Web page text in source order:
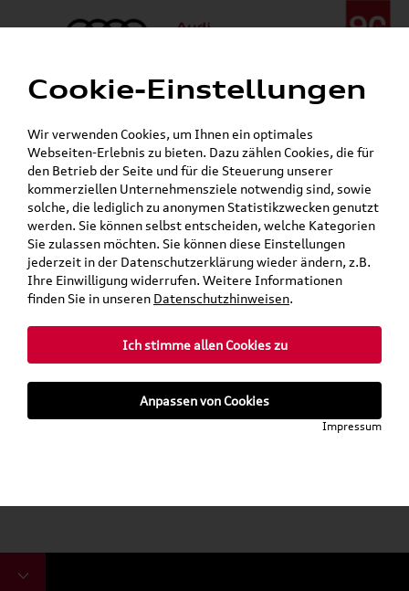
Menü
24h-Pannenhilfe:+49 (0)171 / 870 72 87
Gerade geöffnet
Verkauf:
Mo. - Fr. 08:00 - 19:00 Uhr Sa. 09:00 - 13:00 Uhr
Service:Mo. - Fr. 06:00 - 20:00 Uhr Sa. 08:00 - 13:00 Uhr
Jetzt sparen bei unseren
Dachboxen!
Grundträger zum Schnäppchenpreis
Cookie-Einstellungen
Wir verwenden Cookies, um Ihnen ein optimales
Webseiten-Erlebnis zu bieten. Dazu zählen Cookies, die für
den Betrieb der Seite und für die Steuerung unserer
kommerziellen Unternehmensziele notwendig sind, sowie
solche, die lediglich zu anonymen Statistikzwecken genutzt
werden. Sie können selbst entscheiden, welche Kategorien
Sie zulassen möchten. Sie können diese Einstellungen
jederzeit in der Datenschutzerklärung wieder ändern, z.B.
Ihre Einwilligung widerrufen. Weitere Informationen
finden Sie in unseren Datenschutzhinweisen.
Ich stimme allen Cookies zu
Anpassen von Cookies
Impressum